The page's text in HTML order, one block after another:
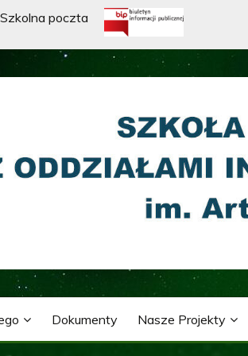
Szkolna poczta
Z
ARTURA
Dokumenty Nasze Projekty